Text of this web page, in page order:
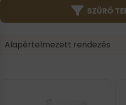
SZŰRŐ
Product | Sorting
Sort content
Alapértelmezett rendezés
Sort content